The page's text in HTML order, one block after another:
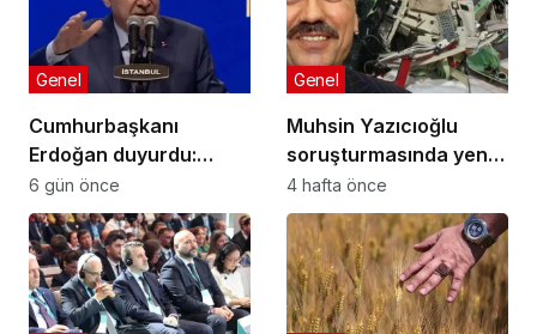
Cumhurbaşkanı
Erdoğan duyurdu:
Kiralık sosyal konut
projesi eylülde başlıyor
Genel
6 gün önce
Muhsin Yazıcıoğlu
soruşturmasında yeni
gelişme!
Genel
4 hafta önce